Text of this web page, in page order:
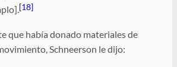
[18]
que había donado materiales de
Schneerson le dijo: